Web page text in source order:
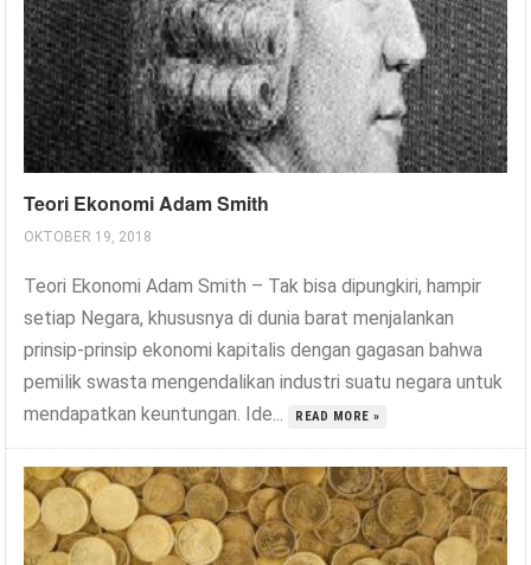
Teori Ekonomi Adam Smith
OKTOBER 19, 2018
Teori Ekonomi Adam Smith – Tak bisa dipungkiri, hampir
setiap Negara, khususnya di dunia barat menjalankan
prinsip-prinsip ekonomi kapitalis dengan gagasan bahwa
pemilik swasta mengendalikan industri suatu negara untuk
mendapatkan keuntungan. Ide...
READ MORE »